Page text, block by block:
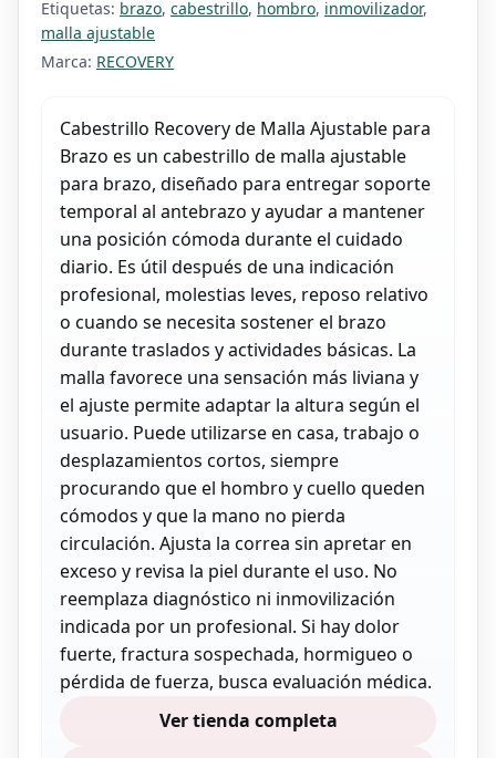
Etiquetas: brazo, cabestrillo, hombro, inmovilizador,
malla ajustable
Marca: RECOVERY
Cabestrillo Recovery de Malla Ajustable para
Brazo es un cabestrillo de malla ajustable
para brazo, diseñado para entregar soporte
temporal al antebrazo y ayudar a mantener
una posición cómoda durante el cuidado
diario. Es útil después de una indicación
profesional, molestias leves, reposo relativo
o cuando se necesita sostener el brazo
durante traslados y actividades básicas. La
malla favorece una sensación más liviana y
el ajuste permite adaptar la altura según el
usuario. Puede utilizarse en casa, trabajo o
desplazamientos cortos, siempre
procurando que el hombro y cuello queden
cómodos y que la mano no pierda
circulación. Ajusta la correa sin apretar en
exceso y revisa la piel durante el uso. No
reemplaza diagnóstico ni inmovilización
indicada por un profesional. Si hay dolor
fuerte, fractura sospechada, hormigueo o
pérdida de fuerza, busca evaluación médica.
Ver tienda completa